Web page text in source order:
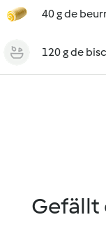
40 g de
120 g de
Gefällt